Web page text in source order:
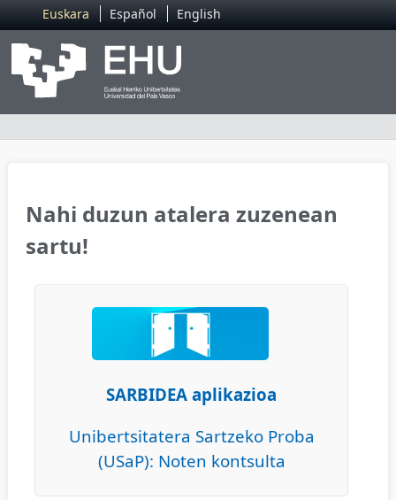
Euskara Español English
Nahi duzun atalera zuzenean
sartu!
SARBIDEA aplikazioa
Unibertsitatera Sartzeko Proba
(USaP): Noten kontsulta